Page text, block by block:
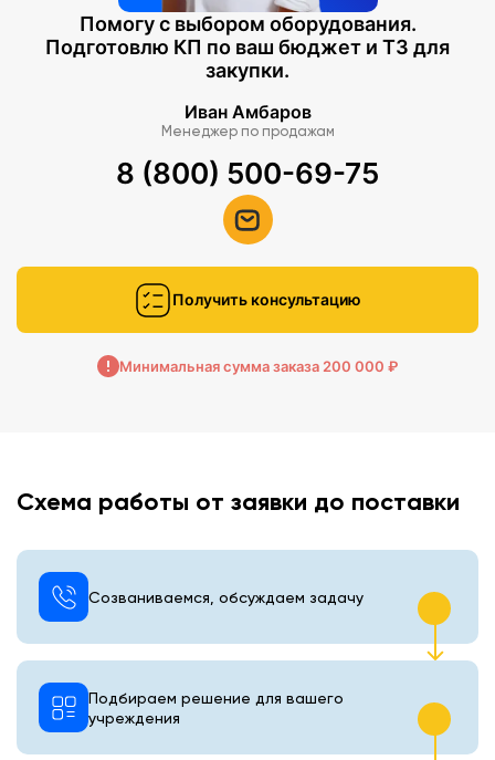
Помогу с выбором оборудования.
Подготовлю КП по ваш бюджет и ТЗ для
закупки.
Иван Амбаров
Менеджер по продажам
8 (800) 500-69-75
Получить консультацию
Минимальная сумма заказа 200 000 ₽
Схема работы от заявки до поставки
Созваниваемся, обсуждаем задачу
Подбираем решение для вашего
учреждения